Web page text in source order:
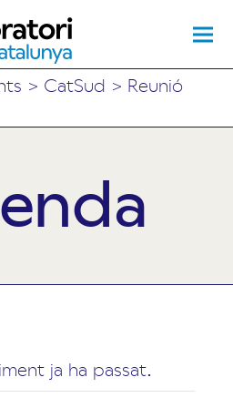
> CatSud > Reunió
ja ha passat.